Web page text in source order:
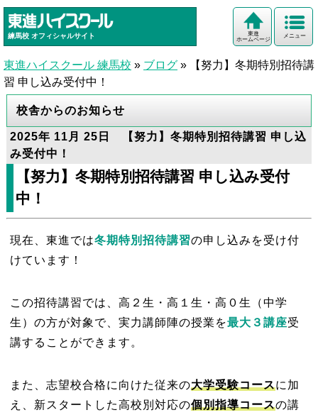
練馬校 オフィシャルサイト メニュー
東進
ホームページ
東進ハイスクール 練馬校 » ブログ »
【努力】冬期特別招待講
習 申し込み受付中！
校舎からのお知らせ
2025年 11月 25日 【努力】冬期特別招待講習 申し込
み受付中！
【努力】冬期特別招待講習 申し込み受付
中！
現在、東進では冬期特別招待講習の申し込みを受け付
けています！
この招待講習では、高２生・高１生・高０生（中学
生）の方が対象で、実力講師陣の授業を最大３講座受
講することができます。
また、志望校合格に向けた従来の大学受験コースに加
え、新スタートした高校別対応の個別指導コースの講